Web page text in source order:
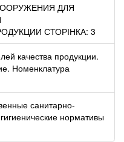
ДЛЯ
СТОРІНКА: 3
качества продукции.
Номенклатура
санитарно-
нормативы